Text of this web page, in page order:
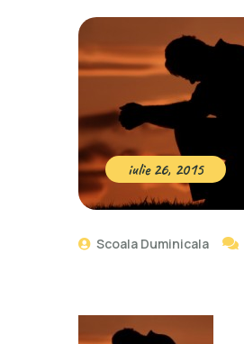
iulie 26, 2015
Scoala Duminicala